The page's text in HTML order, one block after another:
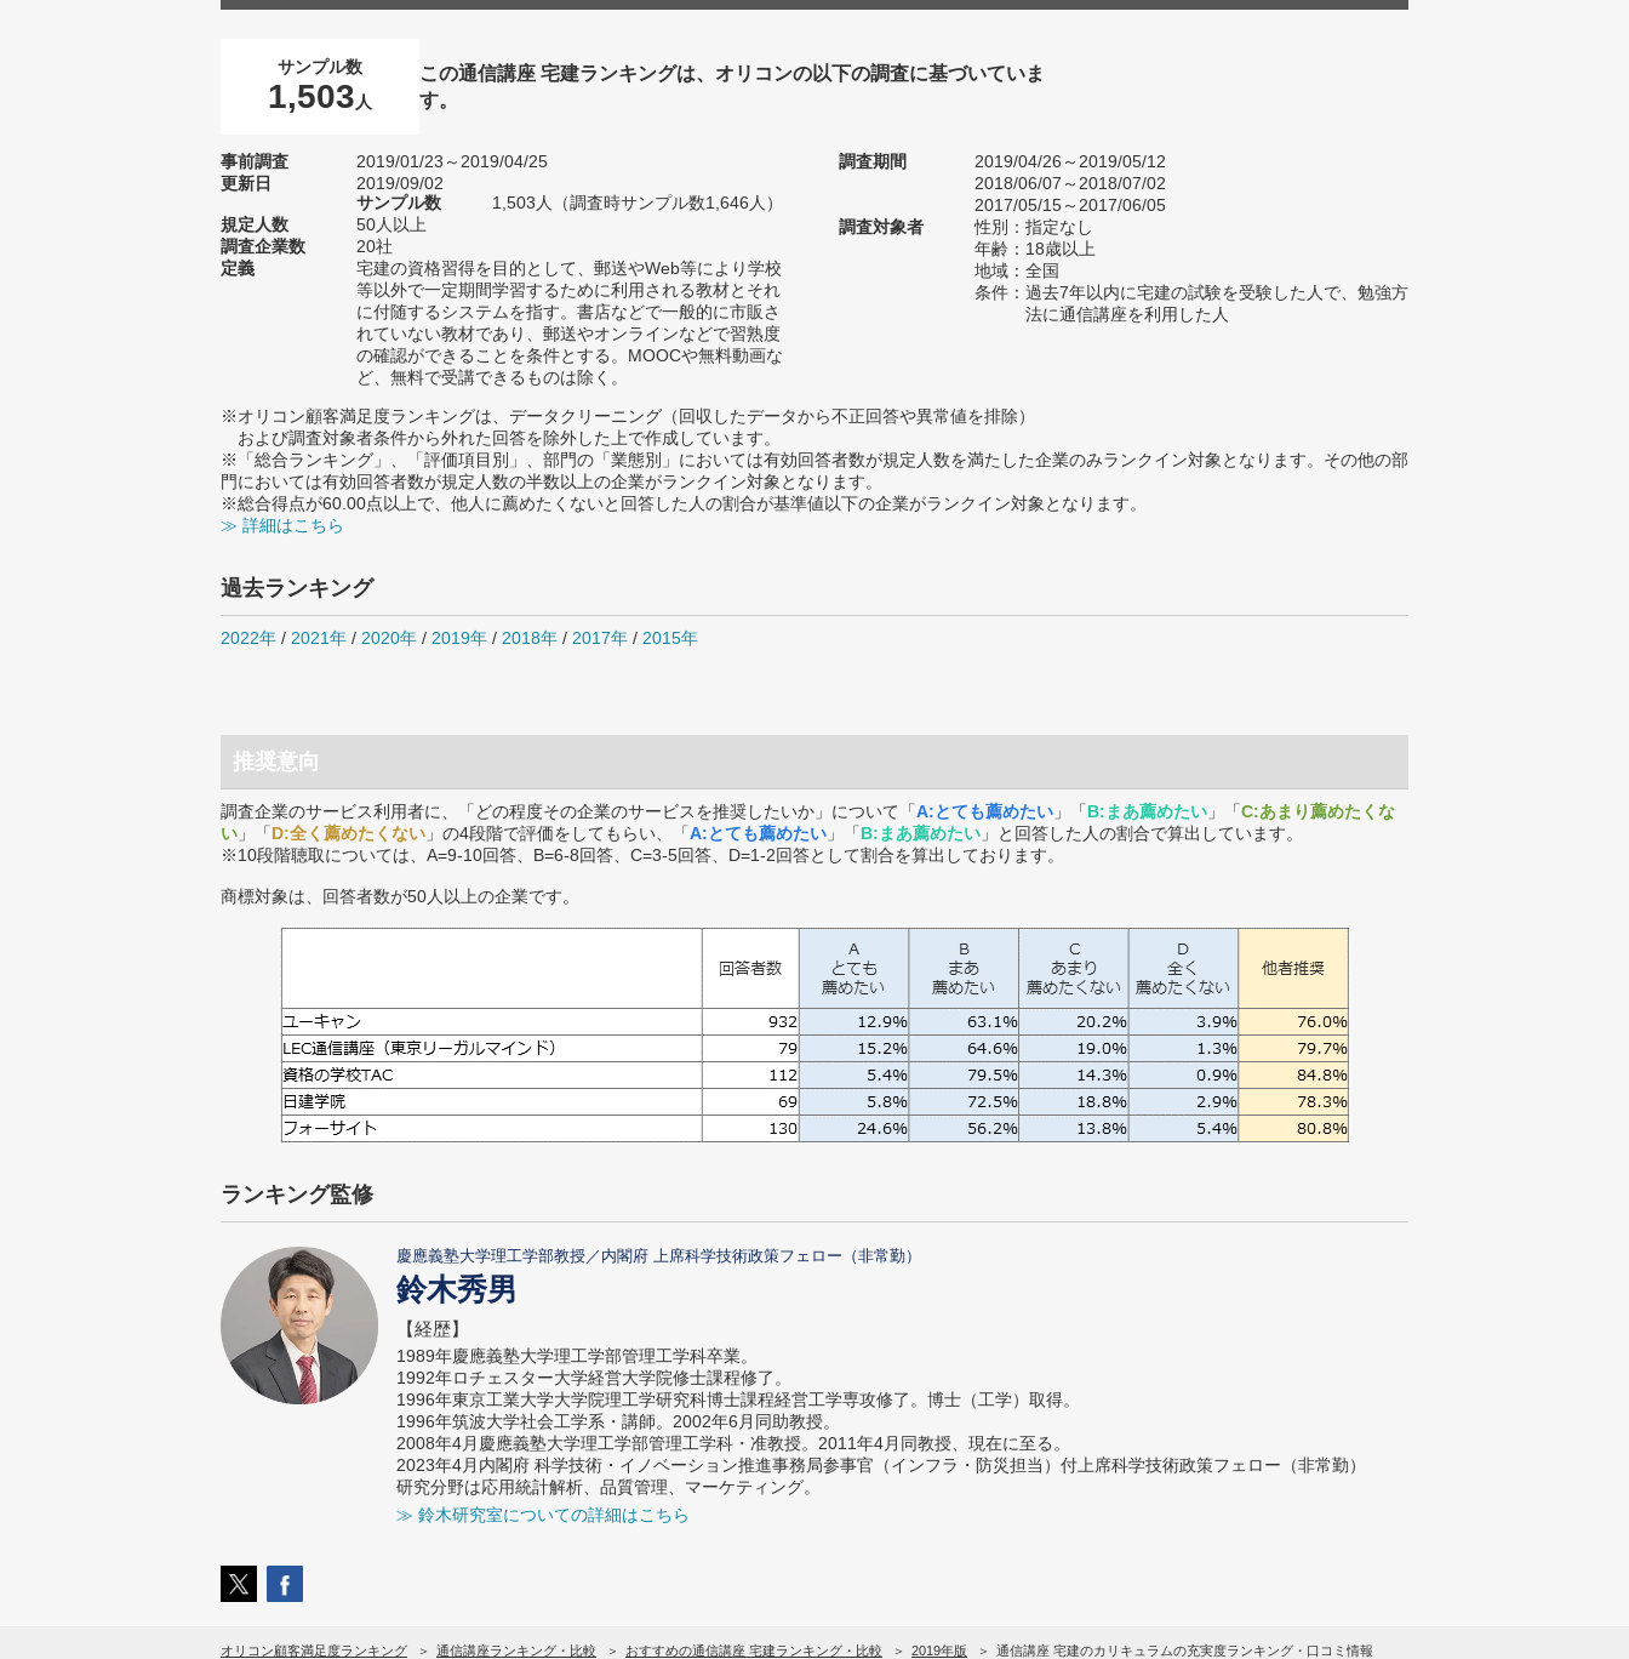
サンプル数
1,503 人
この通信講座 宅建ランキングは、オリコンの以下の調査に基づいていま
す。
事前調査
2019/01/23～2019/04/25
更新日
2019/09/02
サンプル数
1,503人（調査時サンプル数1,646人）
規定人数
50人以上
調査企業数
20社
定義
宅建の資格習得を目的として、郵送やWeb等により学校
等以外で一定期間学習するために利用される教材とそれ
に付随するシステムを指す。書店などで一般的に市販さ
れていない教材であり、郵送やオンラインなどで習熟度
の確認ができることを条件とする。MOOCや無料動画な
ど、無料で受講できるものは除く。
調査期間
2019/04/26～2019/05/12
2018/06/07～2018/07/02
2017/05/15～2017/06/05
調査対象者
性別：指定なし
年齢：18歳以上
地域：全国
条件：過去7年以内に宅建の試験を受験した人で、勉強方
法に通信講座を利用した人
※オリコン顧客満足度ランキングは、データクリーニング（回収したデータから不正回答や異常値を排除）
および調査対象者条件から外れた回答を除外した上で作成しています。
※「総合ランキング」、「評価項目別」、部門の「業態別」においては有効回答者数が規定人数を満たした企業のみランクイン対象となります。その他の部
門においては有効回答者数が規定人数の半数以上の企業がランクイン対象となります。
※総合得点が60.00点以上で、他人に薦めたくないと回答した人の割合が基準値以下の企業がランクイン対象となります。
≫ 詳細はこちら
過去ランキング
2022年 / 2021年 / 2020年 / 2019年 / 2018年 / 2017年 / 2015年
推奨意向
調査企業のサービス利用者に、「どの程度その企業のサービスを推奨したいか」について「A:とても薦めたい 」「B:まあ薦めたい 」「C:あまり薦めたくな
い 」「D:全く薦めたくない 」の4段階で評価をしてもらい、「A:とても薦めたい 」「B:まあ薦めたい 」と回答した人の割合で算出しています。
※10段階聴取については、A=9-10回答、B=6-8回答、C=3-5回答、D=1-2回答として割合を算出しております。
商標対象は、回答者数が50人以上の企業です。
ランキング監修
慶應義塾大学理工学部教授／内閣府 上席科学技術政策フェロー（非常勤）
鈴木秀男
【経歴】
1989年慶應義塾大学理工学部管理工学科卒業。
1992年ロチェスター大学経営大学院修士課程修了。
1996年東京工業大学大学院理工学研究科博士課程経営工学専攻修了。博士（工学）取得。
1996年筑波大学社会工学系・講師。2002年6月同助教授。
2008年4月慶應義塾大学理工学部管理工学科・准教授。2011年4月同教授、現在に至る。
2023年4月内閣府 科学技術・イノベーション推進事務局参事官（インフラ・防災担当）付上席科学技術政策フェロー（非常勤）
研究分野は応用統計解析、品質管理、マーケティング。
≫ 鈴木研究室についての詳細はこちら
オリコン顧客満足度ランキング 通信講座ランキング・比較 おすすめの通信講座 宅建ランキング・比較 2019年版 通信講座 宅建のカリキュラムの充実度ランキング・口コミ情報